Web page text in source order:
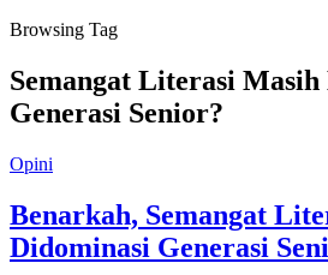
Browsing Tag
Semangat Literasi
Generasi Senior?
Opini
Benarkah, Semangat
Didominasi Generasi